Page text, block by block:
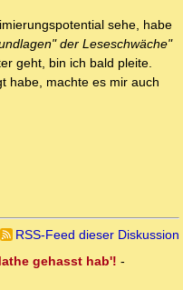
sehe, habe
der Leseschwäche"
geht, bin ich bald pleite.
habe, machte es mir auch
RSS-Feed dieser Diskussion
gehasst hab'! -